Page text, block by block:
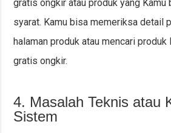
gratis ongkir atau produk yang
syarat. Kamu bisa memeriksa detail
halaman produk atau mencari produk
gratis ongkir.
4. Masalah Teknis atau
Sistem